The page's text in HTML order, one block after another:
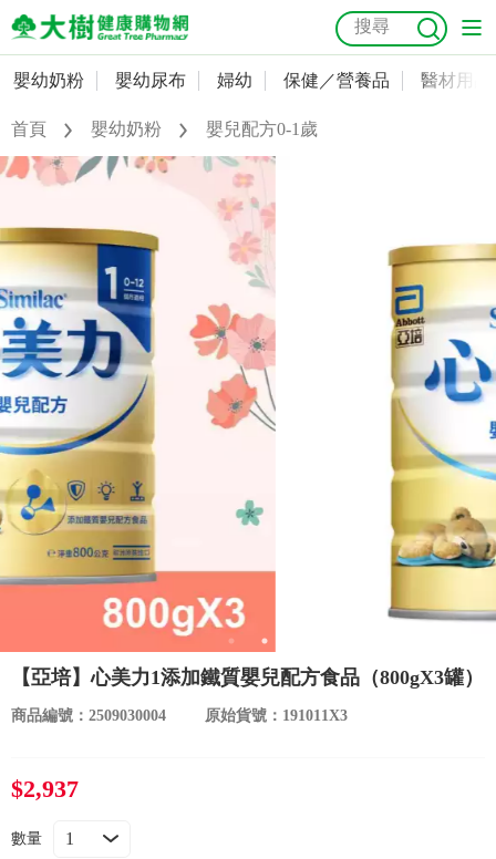
嬰幼奶粉
保健／營養品
醫材用品
美容／個人清潔
食品／健康食補
寵物
優惠活動
抗菌 尿布 大樹獨家 益生菌
會員資料及密碼修改
收藏清單
紅利點數查詢
優惠券領取
優惠券查詢
登入
嬰幼奶粉 嬰幼尿布 婦幼 保健／營養品 醫材用品
首頁 嬰幼奶粉 嬰兒配方0-1歲
【亞培】心美力1添加鐵質嬰兒配方食品（800gX3罐）
商品編號：2509030004 原始貨號：191011X3
$2,937
數量